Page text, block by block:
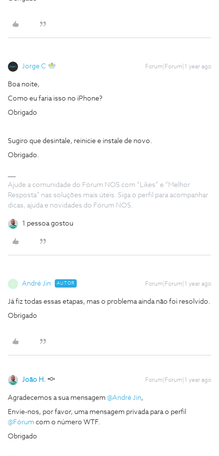
Jorge C Forum|Forum|1 year ago
Boa noite,
Como eu faria isso no iPhone?
Obrigado
Sugiro que desintale, reinicie e instale de novo.
Obrigado.
Ajude a comunidade do Fórum NOS com “Likes” e “Melhor
Resposta” nas soluções mais úteis. Siga o perfil para acompanhar
dicas, ajuda e novidades do Fórum NOS.
1 pessoa gostou
A André Jin AUTOR Forum|Forum|1 year ago
Já fiz todas essas etapas, mas o problema ainda não foi resolvido.
Obrigado
João H. Forum|Forum|1 year ago
Agradecemos a sua mensagem @André Jin,
Envie-nos, por favor, uma mensagem privada para o perfil
@Fórum com o número WTF.
Obrigado